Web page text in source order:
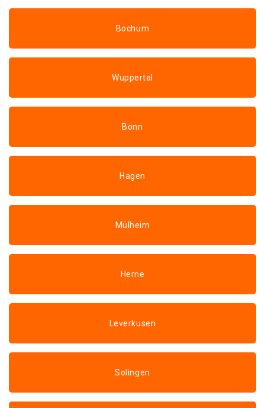
Bochum
Wuppertal
Bonn
Hagen
Mülheim
Herne
Leverkusen
Solingen